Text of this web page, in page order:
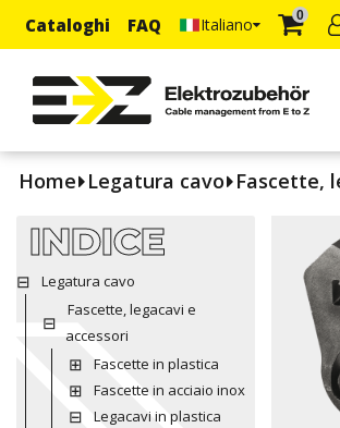
Cataloghi FAQ Italiano 0
Home Legatura cavo Fascette,
INDICE
Legatura cavo
Fascette, legacavi e
accessori
Fascette in plastica
Fascette in acciaio inox
Legacavi in plastica